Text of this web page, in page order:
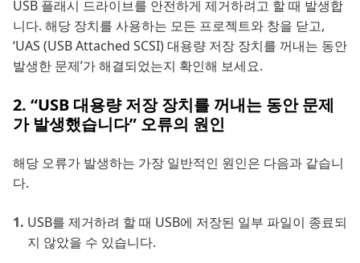
USB 플래시 드라이브를 안전하게 제거하려고 할 때 발생합
니다. 해당 장치를 사용하는 모든 프로젝트와 창을 닫고,
‘UAS (USB Attached SCSI) 대용량 저장 장치를 꺼내는 동안
발생한 문제’가 해결되었는지 확인해 보세요.
2. “USB 대용량 저장 장치를 꺼내는 동안 문제
가 발생했습니다” 오류의 원인
해당 오류가 발생하는 가장 일반적인 원인은 다음과 같습니
다.
USB를 제거하려 할 때 USB에 저장된 일부 파일이 종료되
지 않았을 수 있습니다.